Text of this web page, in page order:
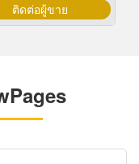
ติดต่อผู้ขาย